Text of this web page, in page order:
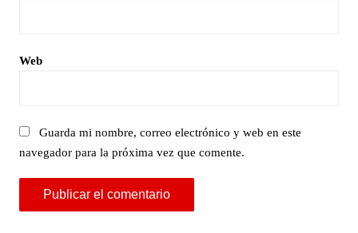
Web
Guarda mi nombre, correo electrónico y web en este
navegador para la próxima vez que comente.